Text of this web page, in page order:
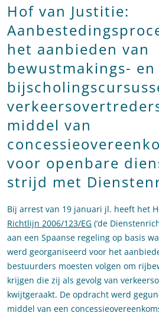
Hof van Justitie:
het aanbieden van
bewustmakings- en
middel van
voor openbare
strijd met
Bij arrest van 19 januari jl. heeft het
Richtlijn 2006/123/EG (‘de
aan een Spaanse regeling op basis
werd georganiseerd voor het
bestuurders moesten volgen om
krijgen die zij als gevolg van
kwijtgeraakt. De opdracht werd
middel van een